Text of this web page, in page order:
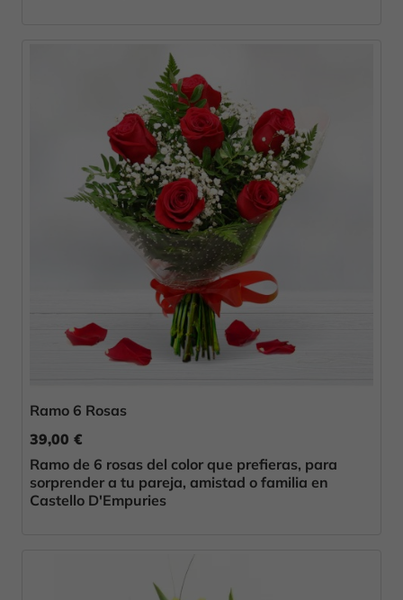
Ramo 6 Rosas
39,00 €
Ramo de 6 rosas del color que prefieras, para
sorprender a tu pareja, amistad o familia en
Castello D'Empuries